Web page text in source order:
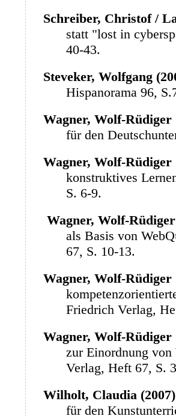
Schreiber, Christof /
statt "lost in
40-43.
Steveker, Wolfgang
Hispanorama 96,
Wagner, Wolf-
für den
Wagner, Wolf-Rüdiger
konstruktives
S. 6-9.
Wagner, Wolf-
als Basis von
67, S. 10-13.
Wagner, Wolf-
Friedrich Verlag,
Wagner, Wolf-
zur Einordnung
Verlag, Heft 67, S.
Wilholt, Claudia
für den